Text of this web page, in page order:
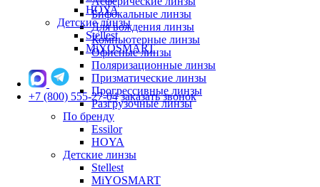
Бифокальные линзы
Для вождения линзы
Компьютерные линзы
Офисные линзы
Поляризационные линзы
Призматические линзы
Прогрессивные линзы
Разгрузочные линзы
По бренду
Essilor
HOYA
Детские линзы
Stellest
MiYOSMART
HOYA
Детские линзы
Stellest
MiYOSMART
+7 (800) 555-27-04 заказать звонок